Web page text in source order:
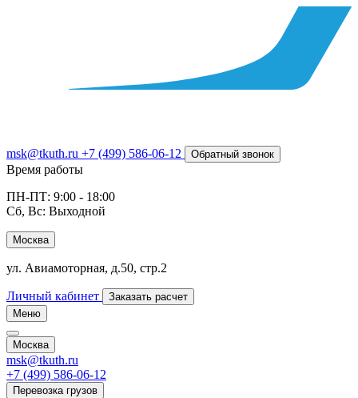
msk@tkuth.ru +7 (499) 586-06-12 Обратный звонок
Время работы
ПН-ПТ: 9:00 - 18:00
Сб, Вс: Выходной
Москва
ул. Авиамоторная, д.50, стр.2
Личный кабинет
Заказать расчет
Меню
Москва
msk@tkuth.ru
+7 (499) 586-06-12
Перевозка грузов